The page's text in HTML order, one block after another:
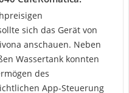
sich das Gerät von
anschauen. Neben
Wassertank konnten
des
App-Steuerung